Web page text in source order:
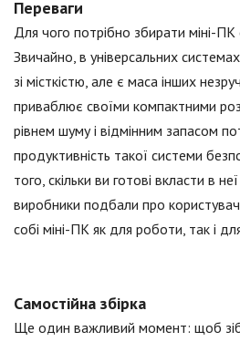
Переваги
Для чого потрібно збирати міні-ПК
Звичайно, в універсальних
зі місткістю, але є маса інших
приваблює своїми компактними
рівнем шуму і відмінним запасом
продуктивність такої системи
того, скільки ви готові вкласти в
виробники подбали про
собі міні-ПК як для роботи, так і
Самостійна збірка
Ще один важливий момент: щоб